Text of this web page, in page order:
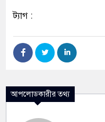
ট্যাগ :
আপলোডকারীর তথ্য